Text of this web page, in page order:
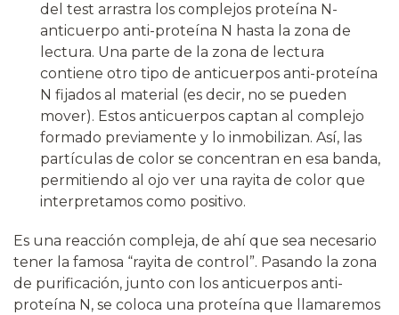
del test arrastra los complejos proteína N-
anticuerpo anti-proteína N hasta la zona de
lectura. Una parte de la zona de lectura
contiene otro tipo de anticuerpos anti-proteína
N fijados al material (es decir, no se pueden
mover). Estos anticuerpos captan al complejo
formado previamente y lo inmobilizan. Así, las
partículas de color se concentran en esa banda,
permitiendo al ojo ver una rayita de color que
interpretamos como positivo.
Es una reacción compleja, de ahí que sea necesario
tener la famosa “rayita de control”. Pasando la zona
de purificación, junto con los anticuerpos anti-
proteína N, se coloca una proteína que llamaremos